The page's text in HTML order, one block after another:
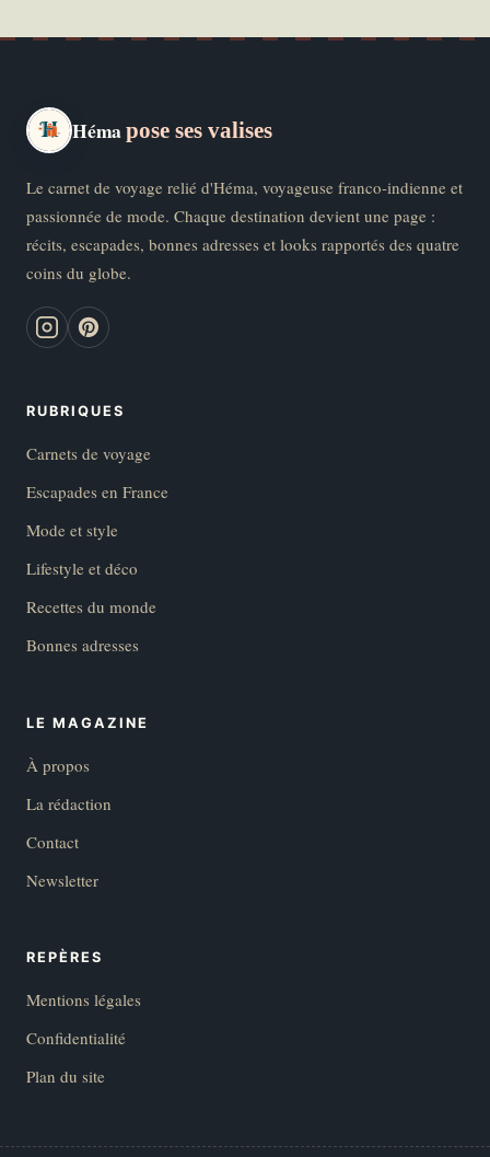
Hémapose ses valises
Le carnet de voyage relié d'Héma, voyageuse franco-indienne et
passionnée de mode. Chaque destination devient une page :
récits, escapades, bonnes adresses et looks rapportés des quatre
coins du globe.
RUBRIQUES
Carnets de voyage
Escapades en France
Mode et style
Lifestyle et déco
Recettes du monde
Bonnes adresses
LE MAGAZINE
À propos
La rédaction
Contact
Newsletter
REPÈRES
Mentions légales
Confidentialité
Plan du site